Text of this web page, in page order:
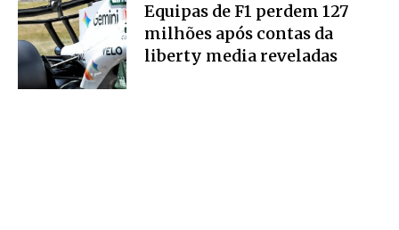
Equipas de F1 perdem 127
milhões após contas da
liberty media reveladas